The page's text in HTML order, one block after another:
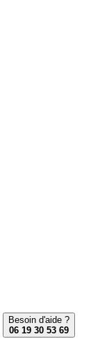
Besoin d'aide ?
06 19 30 53 69